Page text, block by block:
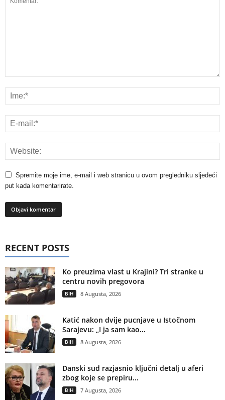
Spremite moje ime, e-mail i web stranicu u ovom pregledniku sljedeći
put kada komentarirate.
RECENT POSTS
Ko preuzima vlast u Krajini? Tri stranke u
centru novih pregovora
BIH 8 Augusta, 2026
Katić nakon dvije pucnjave u Istočnom
Sarajevu: „I ja sam kao...
BIH 8 Augusta, 2026
Danski sud razjasnio ključni detalj u aferi
zbog koje se prepiru...
BIH 7 Augusta, 2026